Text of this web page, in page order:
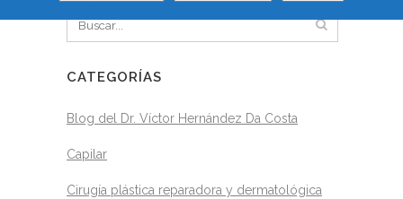
CATEGORÍAS
Blog del Dr. Víctor Hernández Da Costa
Capilar
Cirugía plástica reparadora y dermatológica